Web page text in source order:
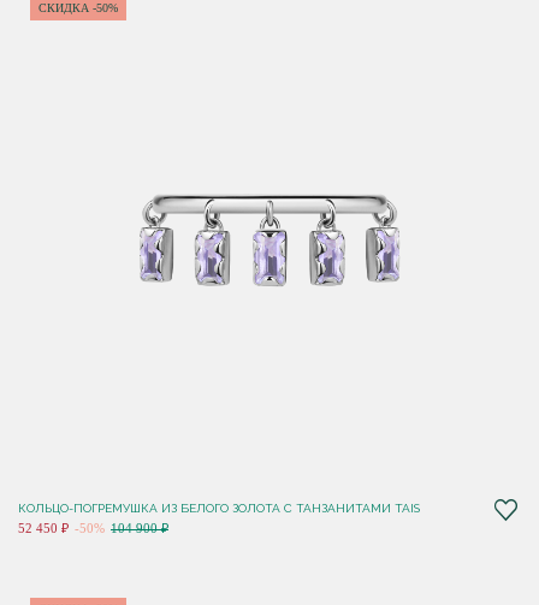
СКИДКА -50%
КОЛЬЦО-ПОГРЕМУШКА ИЗ БЕЛОГО ЗОЛОТА С ТАНЗАНИТАМИ TAIS
52 450 ₽ -50% 104 900 ₽